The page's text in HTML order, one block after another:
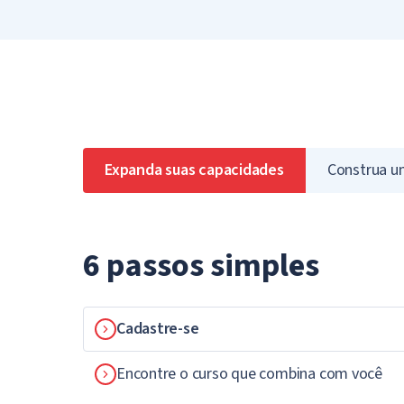
Expanda suas capacidades Construa
6 passos simples
Cadastre-se
Encontre o curso que combina com você